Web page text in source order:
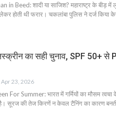
in Beed: शादी या साजिश? महाराष्ट्र के बीड़ में
होती थी फरार। चकलांबा पुलिस ने दर्ज किया
का सही चुनाव, SPF 50+
Apr 23, 2026
For Summer: भारत में गर्मियों का मौसम
सूरज की तेज किरणें न केवल टैनिंग का कारण